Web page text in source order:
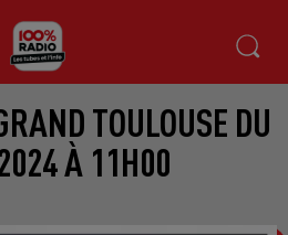
TOULOUSE DU
À 11H00